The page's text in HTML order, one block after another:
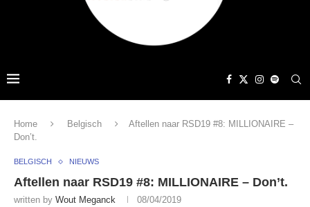
Home Belgisch
Aftellen naar RSD19 #8: MILLIONAIRE –
Don’t.
BELGISCH NIEUWS
Aftellen naar RSD19 #8: MILLIONAIRE – Don’t.
written by Wout Meganck 08/04/2019